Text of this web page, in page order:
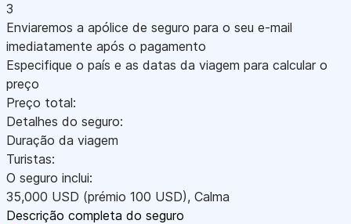
3
Enviaremos a apólice de seguro para o seu e-mail
imediatamente após o pagamento
Especifique o país e as datas da viagem para calcular o
preço
Preço total:
Detalhes do seguro:
Duração da viagem
Turistas:
O seguro inclui:
35,000 USD (prémio 100 USD), Calma
Descrição completa do seguro